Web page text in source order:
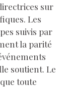
sur
Les
suivis par
la parité
soutient. Le
toute